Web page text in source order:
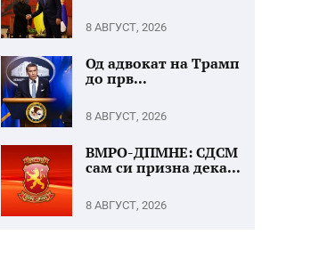
8 АВГУСТ, 2026
Од адвокат на Трамп
до прв...
8 АВГУСТ, 2026
ВМРО-ДПМНЕ: СДСМ
сам си призна дека...
8 АВГУСТ, 2026